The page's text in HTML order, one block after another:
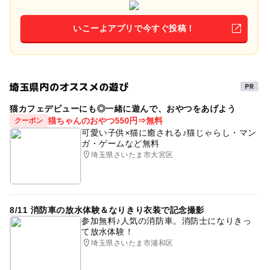
いこーよアプリで今すぐ投稿！
埼玉県内のオススメの遊び
猫カフェデビューにも◎一緒に遊んで、おやつをあげよう
クーポン 猫ちゃんのおやつ550円⇒無料
可愛い子供×猫に癒される♪猫じゃらし・マン
ガ・ゲームなど無料
埼玉県さいたま市大宮区
8/11 消防車の放水体験＆なりきり衣装で記念撮影
参加無料♪人気の消防車。消防士になりきっ
て放水体験！
埼玉県さいたま市浦和区